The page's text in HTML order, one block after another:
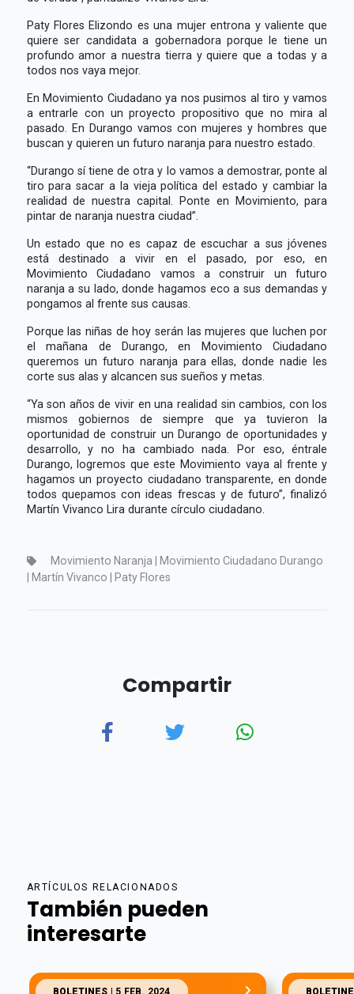
Paty Flores Elizondo es una mujer entrona y valiente que
quiere ser candidata a gobernadora porque le tiene un
profundo amor a nuestra tierra y quiere que a todas y a
todos nos vaya mejor.
En Movimiento Ciudadano ya nos pusimos al tiro y vamos
a entrarle con un proyecto propositivo que no mira al
pasado. En Durango vamos con mujeres y hombres que
buscan y quieren un futuro naranja para nuestro estado.
“Durango sí tiene de otra y lo vamos a demostrar, ponte al
tiro para sacar a la vieja política del estado y cambiar la
realidad de nuestra capital. Ponte en Movimiento, para
pintar de naranja nuestra ciudad”.
Un estado que no es capaz de escuchar a sus jóvenes
está destinado a vivir en el pasado, por eso, en
Movimiento Ciudadano vamos a construir un futuro
naranja a su lado, donde hagamos eco a sus demandas y
pongamos al frente sus causas.
Porque las niñas de hoy serán las mujeres que luchen por
el mañana de Durango, en Movimiento Ciudadano
queremos un futuro naranja para ellas, donde nadie les
corte sus alas y alcancen sus sueños y metas.
“Ya son años de vivir en una realidad sin cambios, con los
mismos gobiernos de siempre que ya tuvieron la
oportunidad de construir un Durango de oportunidades y
desarrollo, y no ha cambiado nada. Por eso, éntrale
Durango, logremos que este Movimiento vaya al frente y
hagamos un proyecto ciudadano transparente, en donde
todos quepamos con ideas frescas y de futuro”, finalizó
Martín Vivanco Lira durante círculo ciudadano.
Movimiento Naranja | Movimiento Ciudadano Durango
| Martín Vivanco | Paty Flores
Compartir
ARTÍCULOS RELACIONADOS
También pueden
interesarte
BOLETINES | 5 FEB. 2024